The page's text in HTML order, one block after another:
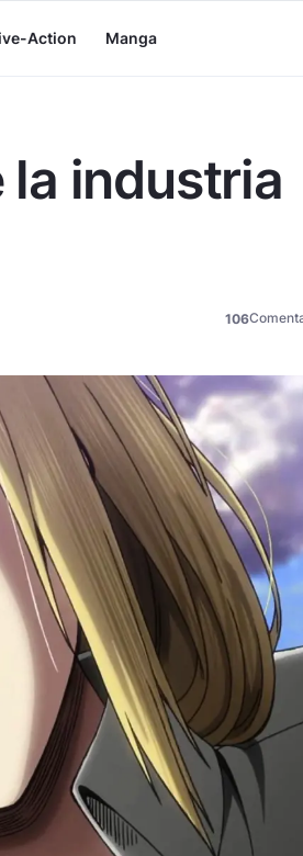
Action Manga
la industria
106